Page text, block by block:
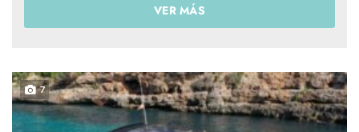
VER MÁS
7